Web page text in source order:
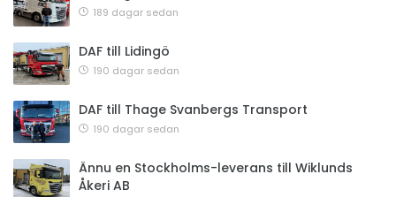
189 dagar sedan
DAF till Lidingö
190 dagar sedan
DAF till Thage Svanbergs Transport
190 dagar sedan
Ännu en Stockholms-leverans till Wiklunds
Åkeri AB